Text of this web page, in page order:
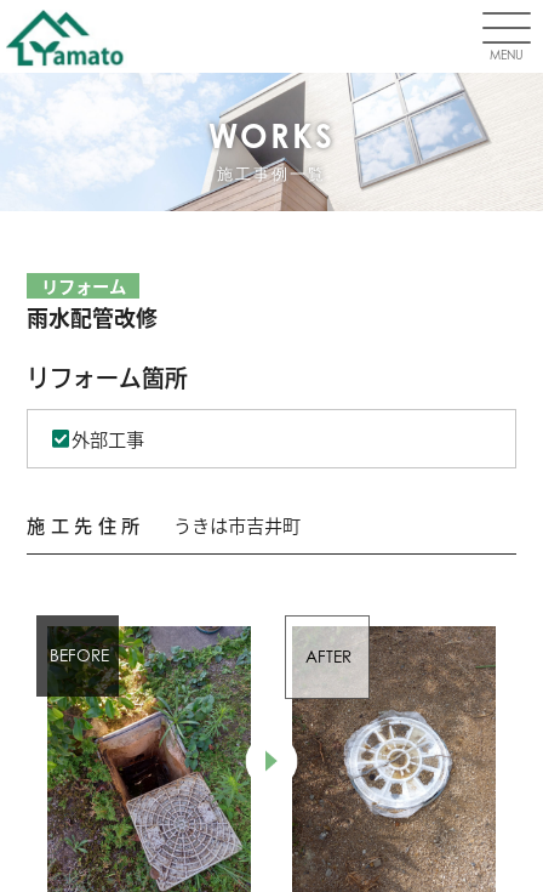
MENU
WORKS
施工事例一覧
リフォーム
雨水配管改修
リフォーム箇所
外部工事
施工先住所 うきは市吉井町